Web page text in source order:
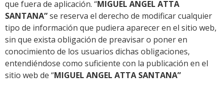
que fuera de aplicación. “MIGUEL ANGEL ATTA
SANTANA”se reserva el derecho de modificar cualquier
tipo de información que pudiera aparecer en el sitio web,
sin que exista obligación de preavisar o poner en
conocimiento de los usuarios dichas obligaciones,
entendiéndose como suficiente con la publicación en el
sitio web de “MIGUEL ANGEL ATTA SANTANA”